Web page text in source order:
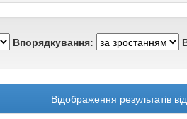
Впорядкування:
Відображення результатів